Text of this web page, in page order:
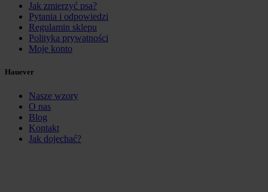
Jak zmierzyć psa?
Pytania i odpowiedzi
Regulamin sklepu
Polityka prywatności
Moje konto
Hauever
Nasze wzory
O nas
Blog
Kontakt
Jak dojechać?